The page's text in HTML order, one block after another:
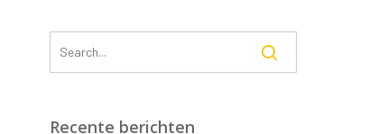
Recente berichten